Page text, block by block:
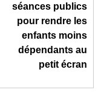
séances publics
pour rendre les
enfants moins
dépendants au
petit écran